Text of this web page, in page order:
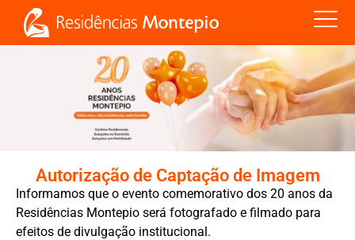
Autorização de Captação de Imagem
Informamos que o evento comemorativo dos 20 anos da
Residências Montepio será fotografado e filmado para
efeitos de divulgação institucional.